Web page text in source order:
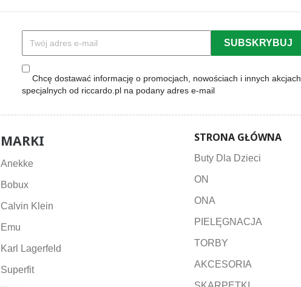
Chcę dostawać informację o promocjach, nowościach i innych akcjach
specjalnych od riccardo.pl na podany adres e-mail
MARKI
Anekke
Bobux
Calvin Klein
Emu
Karl Lagerfeld
Superfit
STRONA GŁÓWNA
Buty Dla Dzieci
ON
ONA
PIELĘGNACJA
TORBY
AKCESORIA